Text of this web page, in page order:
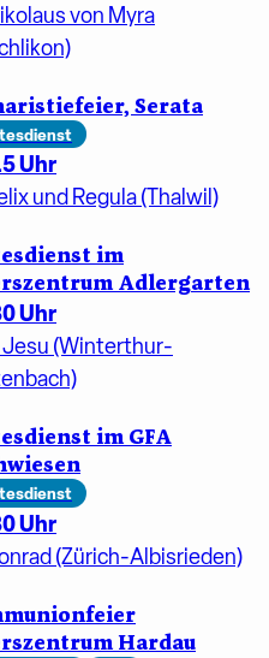
von Myra
Serata
Uhr
und Regula (Thalwil)
im
Adlergarten
Uhr
Jesu (Winterthur-
im GFA
Uhr
(Zürich-Albisrieden)
Hardau